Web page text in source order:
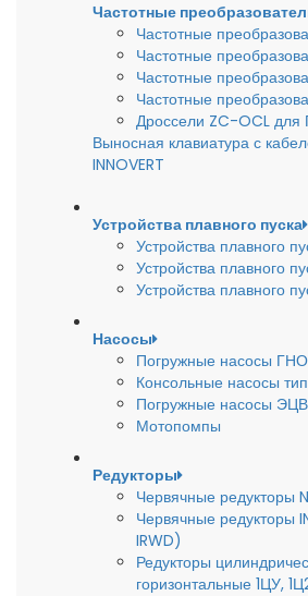
Частотные
Частотные
Частотные
Частотные
Частотные
Дроссели ZC-OCL для
Выносная клавиатура с
INNOVERT
Устройства плавного пуска
Устройства плавного
Устройства плавного
Устройства плавного
Насосы
Погружные насосы
Консольные насосы
Погружные насосы ЭЦВ
Мотопомпы
Редукторы
Червячные редукторы
Червячные редукторы
IRWD)
Редукторы
горизонтальные 1ЦУ,